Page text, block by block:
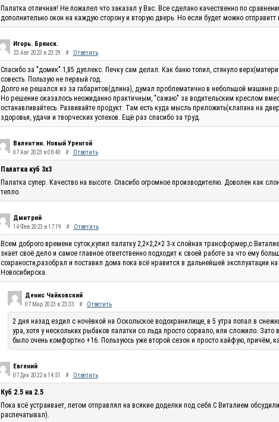
Палатка отличная! Не пожалел что заказал у Вас. Все сделано качественно по
дополнительно окон на каждую сторону и вторую дверь. Но если будет можно
Игорь. Брянск.
23 Авг 2023 в 23:29 # Ответить
Спасибо за "домик" 1,85 дуплекс. Печку сам делал. Как баню топил, стянуло
совесть. Пользую не первый год.
Долго не решался из за габаритов(длина), думал проблематично в небольшой машине
Но решение оказалось неожиданно практичным, "сажаю" за водительским креслом
останавливайтесь. Развивайте продукт. Там есть куда мысль приложить(клапана на
здоровья, удачи и творческих успехов. Ещё раз спасибо за труд.
Валентин. Новый Уренгой
07 Авг 2023 в 08:40 # Ответить
Палатка куб 3х3
Палатка супер. Качество на высоте. Спасибо огромное производителю. Доволен как
тепло.
Дмитрий
14 Фев 2023 в 17:19 # Ответить
Всем доброго времени суток,купил палатку 2,2×2,2×2 3-х слойная трансформер,с
знает своё дело и самое главное ответственно подходит к своей работе за что ему
сохраности,разобрал и поставил дома пока всё нравится в дальнейшей эксплуатации
Новосибирска.
Денис Чайковский
07 Мар 2023 в 23:33 # Ответить
2 дня назад ездил с ночёвкой на Оскольское водохранилище, в 5 утра попал в
ура, хотя у нескольких рыбаков палатки со льда просто сорвало, или сложило.
было очень комфортно +16. Пользуюсь уже второй сезон и просто кайфую, причём,
Евгений
07 Дек 2022 в 14:51 # Ответить
Куб 2.5 на 2.5
Пока всё устраивает, летом отправлял на всякие доделки под себя.С Виталием
распечатывал).